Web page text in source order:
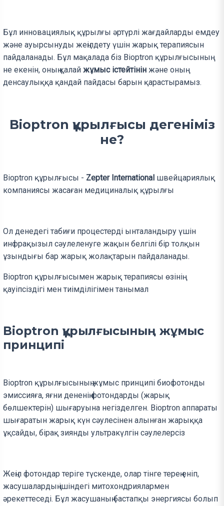
Бұл инновациялық құрылғы әртүрлі жағдайларды емдеу
және ауырсынуды жеңілдету үшін жарық терапиясын
пайдаланады. Бұл мақалада біз Bioptron құрылғысының
не екенін, оның қалайжұмыс істейтінін және оның
денсаулыққа қандай пайдасы барын қарастырамыз.
Bioptron құрылғысы дегеніміз
не?
Bioptron құрылғысы - Zepter International швейцариялық
компаниясы жасаған медициналық құрылғы
Ол денедегі табиғи процестерді ынталандыру үшін
инфрақызыл сәулеленуге жақын белгілі бір толқын
ұзындығы бар жарық жолақтарын пайдаланады.
Bioptron құрылғысымен жарық терапиясы өзінің
қауіпсіздігі мен тиімділігімен танымал
Bioptron құрылғысының жұмыс
принципі
Bioptron құрылғысының жұмыс принципі биофотонды
эмиссияға, яғни дененің фотондарды (жарық
бөлшектерін) шығаруына негізделген. Bioptron аппараты
шығаратын жарық күн сәулесінен алынған жарыққа
ұқсайды, бірақ зиянды ультракүлгін сәулелерсіз
Жеңіл фотондар теріге түскенде, олар тінге терең еніп,
жасушалардың ішіндегі митохондриялармен
әрекеттеседі. Бұл жасушаның бастапқы энергиясы болып